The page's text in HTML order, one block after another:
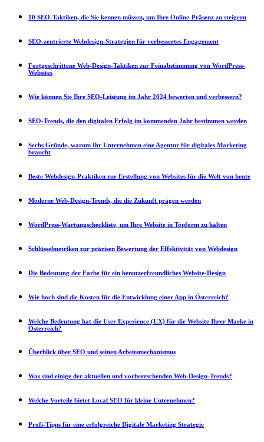
10 SEO-Taktiken, die Sie kennen müssen, um Ihre Online-Präsenz zu steigern
SEO-zentrierte Webdesign-Strategien für verbessertes Engagement
Fortgeschrittene Web-Design-Taktiken zur Feinabstimmung von WordPress-
Websites
Wie können Sie Ihre SEO-Leistung im Jahr 2024 bewerten und verbessern?
SEO-Trends, die den digitalen Erfolg im kommenden Jahr bestimmen werden
Sechs Gründe, warum Ihr Unternehmen eine Agentur für digitales Marketing
braucht
Beste Webdesign-Praktiken zur Erstellung von Websites für die Welt von heute
Moderne Web-Design-Trends, die die Zukunft prägen werden
WordPress-Wartungscheckliste, um Ihre Website in Topform zu halten
Schlüsselmetriken zur präzisen Bewertung der Effektivität von Webdesign
Die Bedeutung der Farbe für ein benutzerfreundliches Website-Design
Wie hoch sind die Kosten für die Entwicklung einer App in Österreich?
Welche Bedeutung hat die User Experience (UX) für die Website Ihrer Marke in
Österreich?
Überblick über SEO und seinen Arbeitsmechanismus
Was sind einige der aktuellen und vorherrschenden Web-Design-Trends?
Welche Vorteile bietet Local SEO für kleine Unternehmen?
Profi-Tipps für eine erfolgreiche Digitale Marketing Strategie